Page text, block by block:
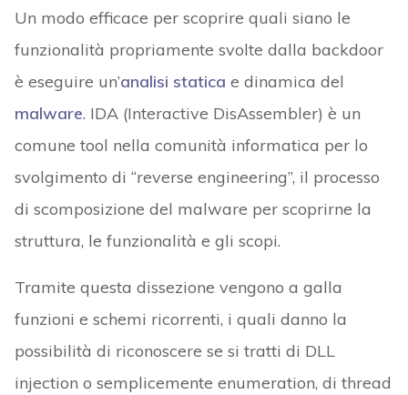
Un modo efficace per scoprire quali siano le
funzionalità propriamente svolte dalla backdoor
è eseguire un’analisi statica e dinamica del
malware. IDA (Interactive DisAssembler) è un
comune tool nella comunità informatica per lo
svolgimento di “reverse engineering”, il processo
di scomposizione del malware per scoprirne la
struttura, le funzionalità e gli scopi.
Tramite questa dissezione vengono a galla
funzioni e schemi ricorrenti, i quali danno la
possibilità di riconoscere se si tratti di DLL
injection o semplicemente enumeration, di thread